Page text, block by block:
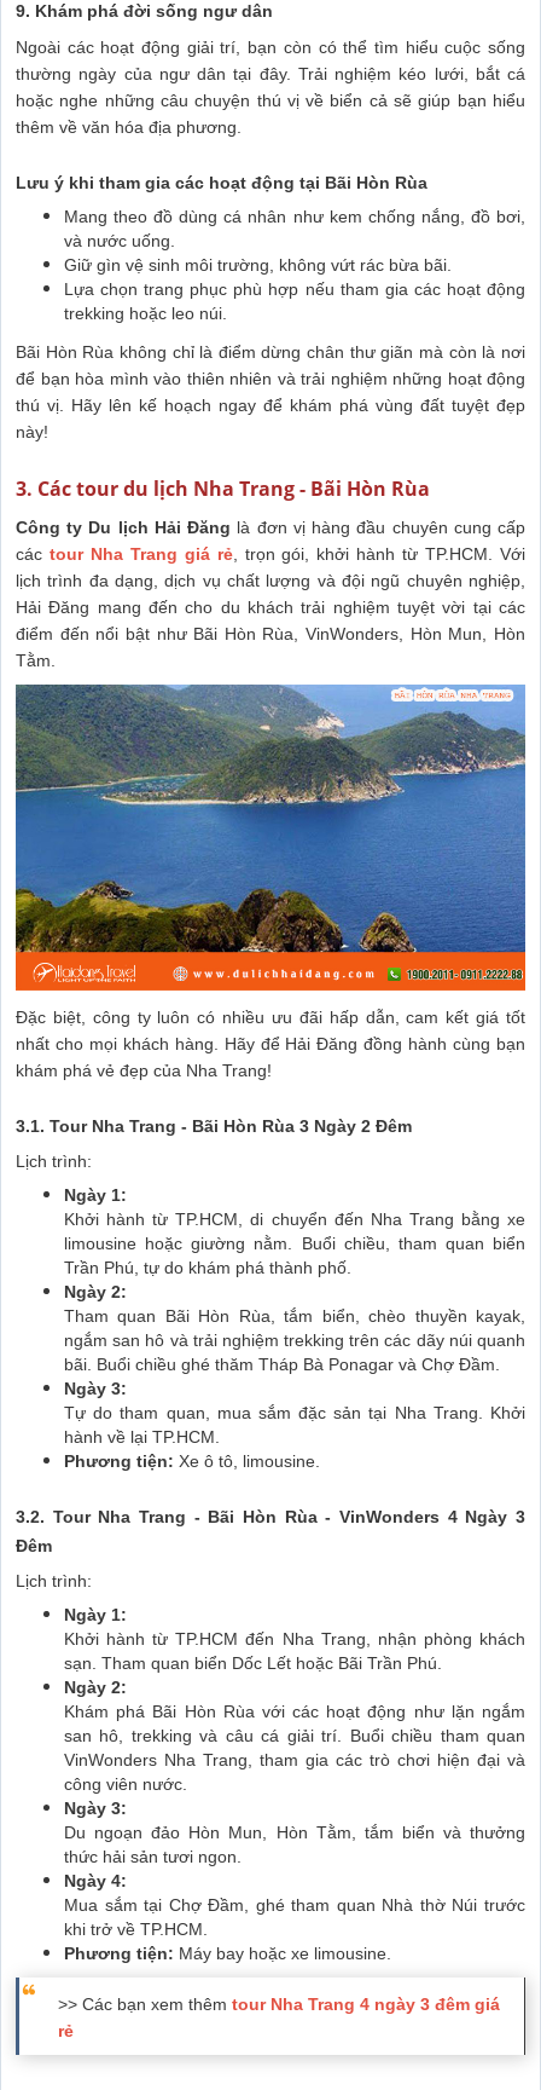
9. Khám phá đời sống ngư dân
Ngoài các hoạt động giải trí, bạn còn có thể tìm hiểu cuộc sống
thường ngày của ngư dân tại đây. Trải nghiệm kéo lưới, bắt cá
hoặc nghe những câu chuyện thú vị về biển cả sẽ giúp bạn hiểu
thêm về văn hóa địa phương.
Lưu ý khi tham gia các hoạt động tại Bãi Hòn Rùa
Mang theo đồ dùng cá nhân như kem chống nắng, đồ bơi,
và nước uống.
Giữ gìn vệ sinh môi trường, không vứt rác bừa bãi.
Lựa chọn trang phục phù hợp nếu tham gia các hoạt động
trekking hoặc leo núi.
Bãi Hòn Rùa không chỉ là điểm dừng chân thư giãn mà còn là nơi
để bạn hòa mình vào thiên nhiên và trải nghiệm những hoạt động
thú vị. Hãy lên kế hoạch ngay để khám phá vùng đất tuyệt đẹp
này!
3. Các tour du lịch Nha Trang - Bãi Hòn Rùa
Công ty Du lịch Hải Đăng là đơn vị hàng đầu chuyên cung cấp
các tour Nha Trang giá rẻ, trọn gói, khởi hành từ TP.HCM. Với
lịch trình đa dạng, dịch vụ chất lượng và đội ngũ chuyên nghiệp,
Hải Đăng mang đến cho du khách trải nghiệm tuyệt vời tại các
điểm đến nổi bật như Bãi Hòn Rùa, VinWonders, Hòn Mun, Hòn
Tằm.
Đặc biệt, công ty luôn có nhiều ưu đãi hấp dẫn, cam kết giá tốt
nhất cho mọi khách hàng. Hãy để Hải Đăng đồng hành cùng bạn
khám phá vẻ đẹp của Nha Trang!
3.1. Tour Nha Trang - Bãi Hòn Rùa 3 Ngày 2 Đêm
Lịch trình:
Ngày 1:
Khởi hành từ TP.HCM, di chuyển đến Nha Trang bằng xe
limousine hoặc giường nằm. Buổi chiều, tham quan biển
Trần Phú, tự do khám phá thành phố.
Ngày 2:
Tham quan Bãi Hòn Rùa, tắm biển, chèo thuyền kayak,
ngắm san hô và trải nghiệm trekking trên các dãy núi quanh
bãi. Buổi chiều ghé thăm Tháp Bà Ponagar và Chợ Đầm.
Ngày 3:
Tự do tham quan, mua sắm đặc sản tại Nha Trang. Khởi
hành về lại TP.HCM.
Phương tiện: Xe ô tô, limousine.
3.2. Tour Nha Trang - Bãi Hòn Rùa - VinWonders 4 Ngày 3
Đêm
Lịch trình:
Ngày 1:
Khởi hành từ TP.HCM đến Nha Trang, nhận phòng khách
sạn. Tham quan biển Dốc Lết hoặc Bãi Trần Phú.
Ngày 2:
Khám phá Bãi Hòn Rùa với các hoạt động như lặn ngắm
san hô, trekking và câu cá giải trí. Buổi chiều tham quan
VinWonders Nha Trang, tham gia các trò chơi hiện đại và
công viên nước.
Ngày 3:
Du ngoạn đảo Hòn Mun, Hòn Tằm, tắm biển và thưởng
thức hải sản tươi ngon.
Ngày 4:
Mua sắm tại Chợ Đầm, ghé tham quan Nhà thờ Núi trước
khi trở về TP.HCM.
Phương tiện: Máy bay hoặc xe limousine.
>> Các bạn xem thêm tour Nha Trang 4 ngày 3 đêm giá
rẻ